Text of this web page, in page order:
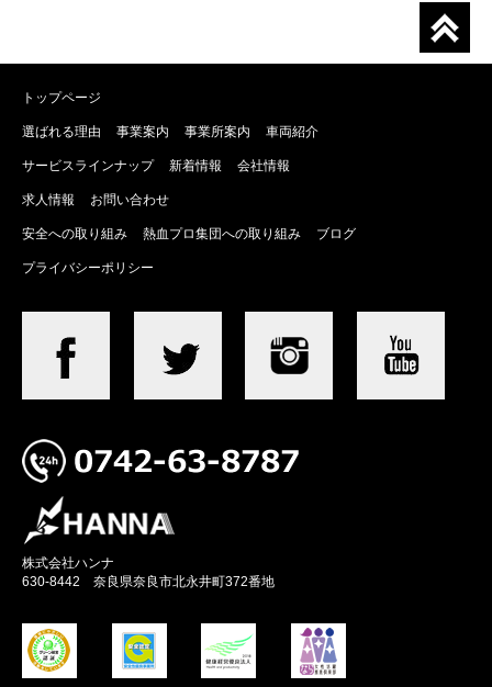
トップページ
選ばれる理由 事業案内 事業所案内 車両紹介
サービスラインナップ 新着情報 会社情報
求人情報 お問い合わせ
安全への取り組み 熱血プロ集団への取り組み ブログ
プライバシーポリシー
株式会社ハンナ
630-8442 奈良県奈良市北永井町372番地